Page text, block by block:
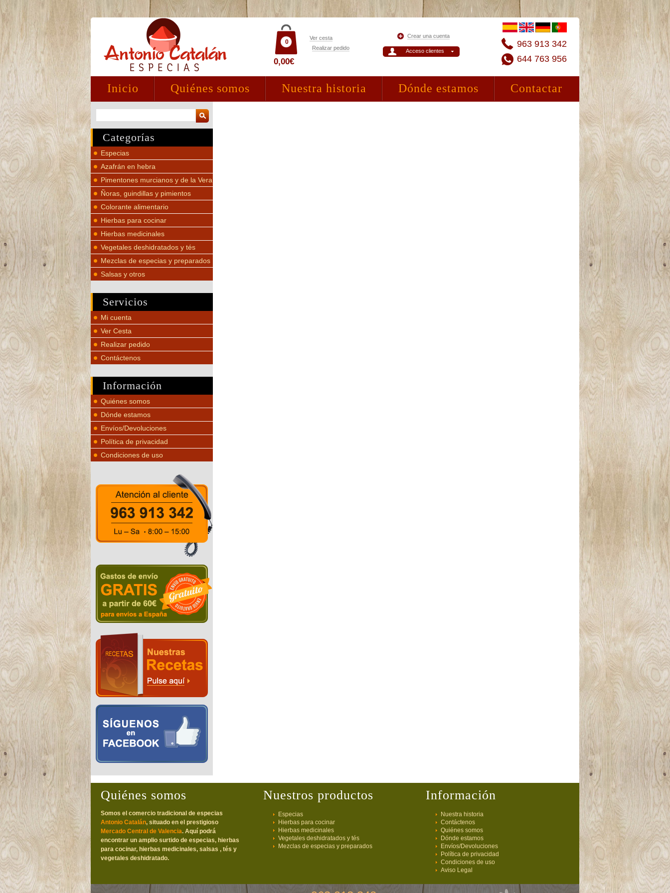
963 913 342
644 763 956
Acceso clientes
Crear una cuenta
0,00€
0
Ver cesta
Realizar pedido
Inicio Quiénes somos Nuestra historia Dónde estamos Contactar
Categorías
Especias
Azafrán en hebra
Pimentones murcianos y de la Vera
Ñoras, guindillas y pimientos
Colorante alimentario
Hierbas para cocinar
Hierbas medicinales
Vegetales deshidratados y tés
Mezclas de especias y preparados
Salsas y otros
Servicios
Mi cuenta
Ver Cesta
Realizar pedido
Contáctenos
Información
Quiénes somos
Dónde estamos
Envíos/Devoluciones
Política de privacidad
Condiciones de uso
Quiénes somos
Somos el comercio tradicional de especias
Antonio Catalán, situado en el prestigioso
Mercado Central de Valencia. Aquí podrá
encontrar un amplio surtido de especias, hierbas
para cocinar, hierbas medicinales, salsas , tés y
vegetales deshidratado.
Nuestros productos
Especias
Hierbas para cocinar
Hierbas medicinales
Vegetales deshidratados y tés
Mezclas de especias y preparados
Información
Nuestra historia
Contáctenos
Quiénes somos
Dónde estamos
Envíos/Devoluciones
Política de privacidad
Condiciones de uso
Aviso Legal